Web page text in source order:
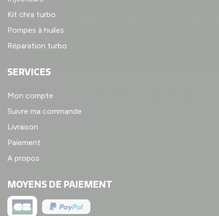
Kit chra turbo
Pompes à huiles
Réparation turbo
SERVICES
Mon compte
Suivre ma commande
Livraison
Paiement
A propos
MOYENS DE PAIEMENT